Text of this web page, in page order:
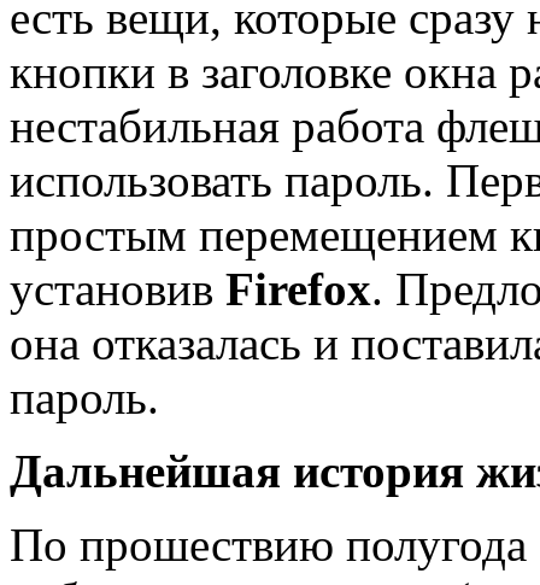
есть вещи, которые
кнопки в заголовке окна
нестабильная работа
использовать пароль.
простым перемещением
установив Firefox.
она отказалась и
пароль.
Дальнейшая история
По прошествию полугода